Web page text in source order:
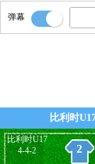
52' - 第
直播 46' - 法
直播
26' - 第
张黄牌
直播
25' - 第
弹幕
比利时
比利时U17
4-4-2
2